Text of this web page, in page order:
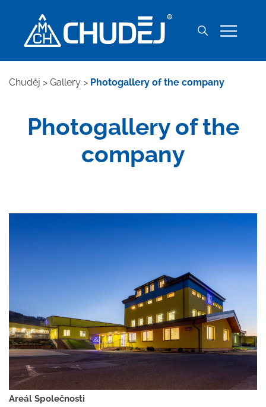
Chuděj > Gallery > Photogallery of the company
Photogallery of the
company
Areál Společnosti